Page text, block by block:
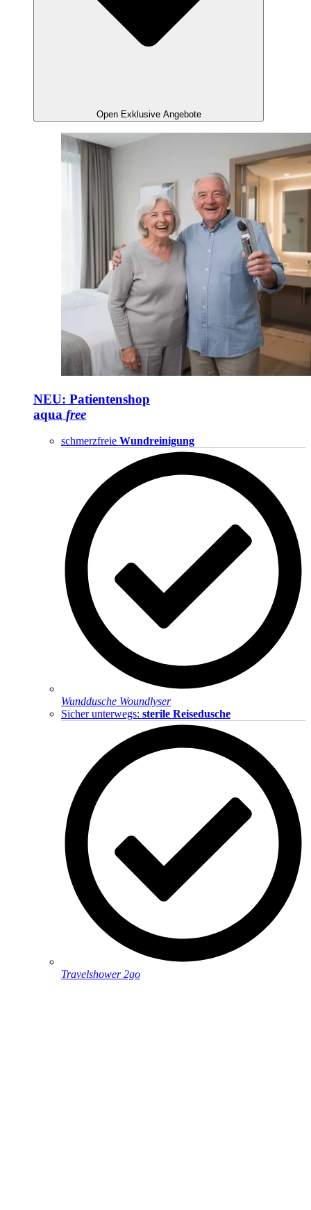
Open Exklusive Angebote
NEU: Patientenshop
aqua free
schmerzfreie Wundreinigung
Wunddusche Woundlyser
Sicher unterwegs: sterile Reisedusche
Travelshower 2go